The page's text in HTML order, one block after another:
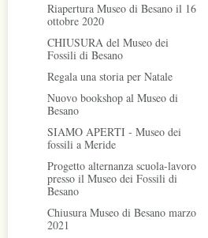
Riapertura Museo di Besano il 16
ottobre 2020
CHIUSURA del Museo dei
Fossili di Besano
Regala una storia per Natale
Nuovo bookshop al Museo di
Besano
SIAMO APERTI - Museo dei
fossili a Meride
Progetto alternanza scuola-lavoro
presso il Museo dei Fossili di
Besano
Chiusura Museo di Besano marzo
2021